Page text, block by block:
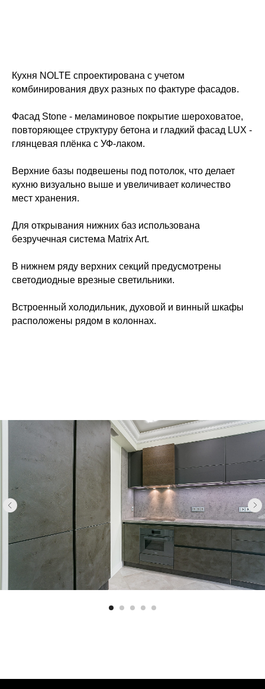
Кухня NOLTE спроектирована с учетом
комбинирования двух разных по фактуре фасадов.
Фасад Stone - меламиновое покрытие шероховатое,
повторяющее структуру бетона и гладкий фасад LUX -
глянцевая плёнка с УФ-лаком.
Верхние базы подвешены под потолок, что делает
кухню визуально выше и увеличивает количество
мест хранения.
Для открывания нижних баз использована
безручечная система Matrix Art.
В нижнем ряду верхних секций предусмотрены
светодиодные врезные светильники.
Встроенный холодильник, духовой и винный шкафы
расположены рядом в колоннах.